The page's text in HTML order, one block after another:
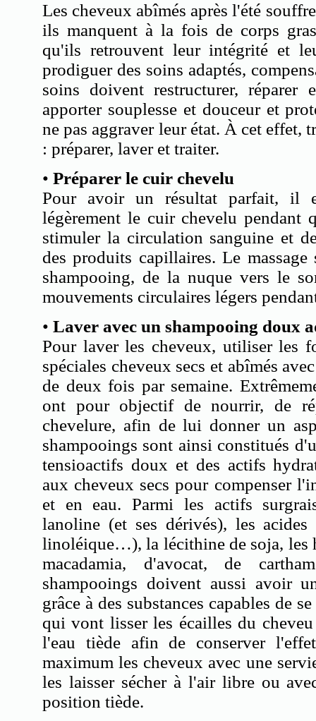
Les cheveux abîmés après l'été
ils manquent à la fois de corps
qu'ils retrouvent leur intégrité et
prodiguer des soins adaptés,
soins doivent restructurer,
apporter souplesse et douceur et
ne pas aggraver leur état. À cet effet,
: préparer, laver et traiter.
• Préparer le cuir chevelu
Pour avoir un résultat parfait, il
légèrement le cuir chevelu pendant
stimuler la circulation sanguine et
des produits capillaires. Le
shampooing, de la nuque vers le
mouvements circulaires légers
• Laver avec un shampooing doux
Pour laver les cheveux, utiliser les
spéciales cheveux secs et abîmés
de deux fois par semaine.
ont pour objectif de nourrir, de
chevelure, afin de lui donner un
shampooings sont ainsi constitués
tensioactifs doux et des actifs
aux cheveux secs pour compenser
et en eau. Parmi les actifs
lanoline (et ses dérivés), les acides
linoléique…), la lécithine de soja, les
macadamia, d'avocat, de
shampooings doivent aussi avoir
grâce à des substances capables de
qui vont lisser les écailles du
l'eau tiède afin de conserver
maximum les cheveux avec une
les laisser sécher à l'air libre ou
position tiède.